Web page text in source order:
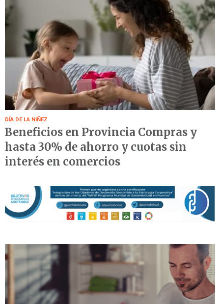
DÍA DE LA NIÑEZ
Beneficios en Provincia Compras y
hasta 30% de ahorro y cuotas sin
interés en comercios